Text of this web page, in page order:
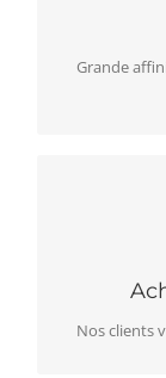
Grande
Nos clients
Supporter